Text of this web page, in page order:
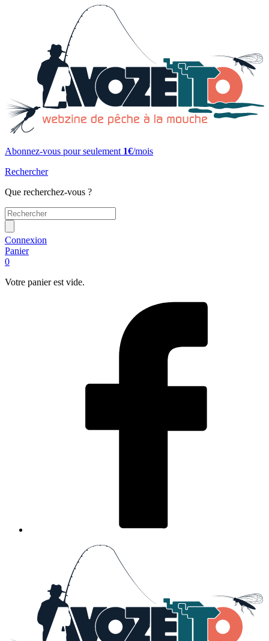
Abonnez-vous pour seulement 1€/mois
Rechercher
Que recherchez-vous ?
Connexion
Panier
0
Votre panier est vide.